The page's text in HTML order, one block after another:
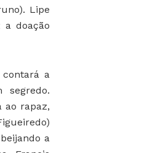
Lipe
doação
a
ao rapaz,
a